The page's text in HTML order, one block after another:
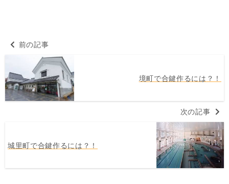
前の記事
境町で合鍵作るには？！
次の記事
城里町で合鍵作るには？！